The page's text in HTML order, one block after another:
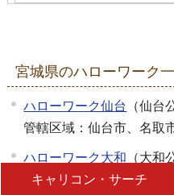
キャリコン・サーチ
宮城県のハローワーク
ハローワーク仙台
（仙台
管轄区域：仙台市、名取
ハローワーク大和 （大和
管轄区域：富谷市、大和